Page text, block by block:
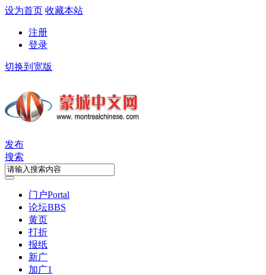
设为首页 收藏本站
注册
登录
切换到宽版
发布
搜索
门户Portal
论坛BBS
黄页
打折
报纸
新广
加广1